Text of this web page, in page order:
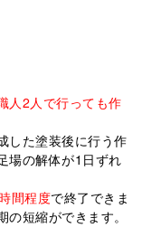
人2人で行っても作
した塗装後に行う作
場の解体が1 日ずれ
間程度で終了できま
短縮ができます。